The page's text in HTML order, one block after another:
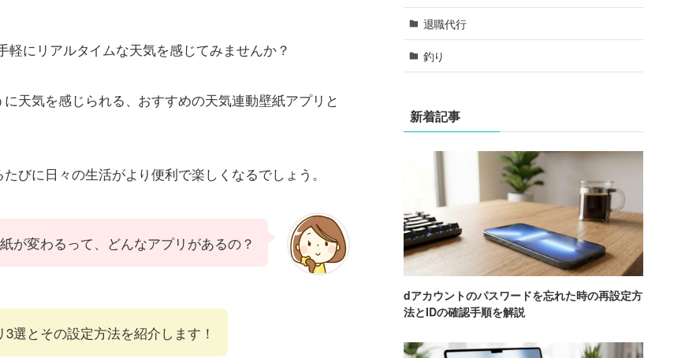
にリアルタイムな天気を感じてみませんか？
天気を感じられる、おすすめの天気連動壁紙アプリと
びに日々の生活がより便利で楽しくなるでしょう。
が変わるって、どんなアプリがあるの？
選とその設定方法を紹介します！
退職代行
釣り
新着記事
dアカウントのパスワードを忘れた時の再設定方
法とIDの確認手順を解説